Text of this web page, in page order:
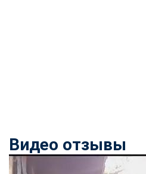
Видео отзывы